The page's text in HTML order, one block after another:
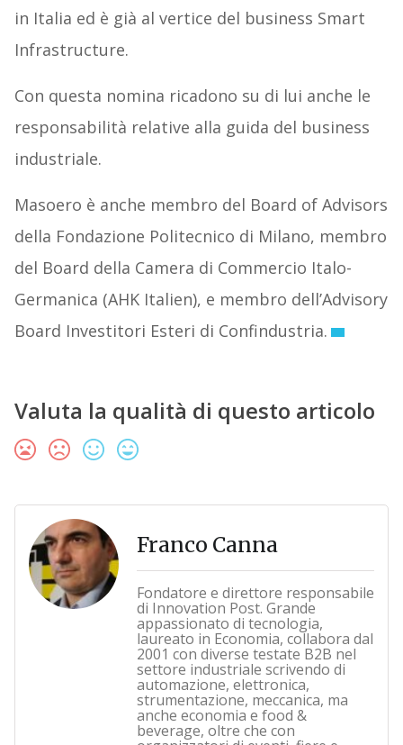
in Italia ed è già al vertice del business Smart
Infrastructure.
Con questa nomina ricadono su di lui anche le
responsabilità relative alla guida del business
industriale.
Masoero è anche membro del Board of Advisors
della Fondazione Politecnico di Milano, membro
del Board della Camera di Commercio Italo-
Germanica (AHK Italien), e membro dell’Advisory
Board Investitori Esteri di Confindustria.
Valuta la qualità di questo articolo
Franco Canna
Fondatore e direttore responsabile
di Innovation Post. Grande
appassionato di tecnologia,
laureato in Economia, collabora dal
2001 con diverse testate B2B nel
settore industriale scrivendo di
automazione, elettronica,
strumentazione, meccanica, ma
anche economia e food &
beverage, oltre che con